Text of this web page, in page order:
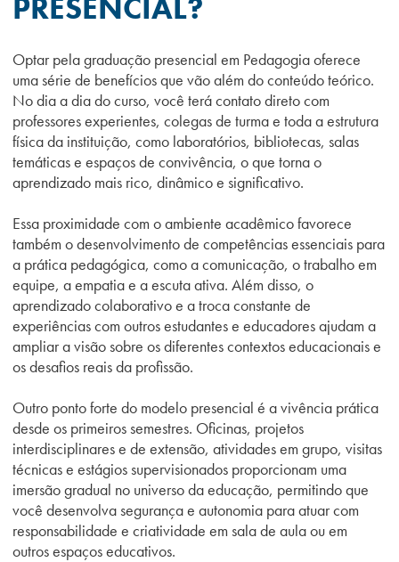
PRESENCIAL?
Optar pela graduação presencial em Pedagogia oferece
uma série de benefícios que vão além do conteúdo teórico.
No dia a dia do curso, você terá contato direto com
professores experientes, colegas de turma e toda a estrutura
física da instituição, como laboratórios, bibliotecas, salas
temáticas e espaços de convivência, o que torna o
aprendizado mais rico, dinâmico e significativo.
Essa proximidade com o ambiente acadêmico favorece
também o desenvolvimento de competências essenciais para
a prática pedagógica, como a comunicação, o trabalho em
equipe, a empatia e a escuta ativa. Além disso, o
aprendizado colaborativo e a troca constante de
experiências com outros estudantes e educadores ajudam a
ampliar a visão sobre os diferentes contextos educacionais e
os desafios reais da profissão.
Outro ponto forte do modelo presencial é a vivência prática
desde os primeiros semestres. Oficinas, projetos
interdisciplinarese de extensão, atividades em grupo, visitas
técnicas e estágios supervisionados proporcionam uma
imersão gradual no universo da educação, permitindo que
você desenvolva segurança e autonomia para atuar com
responsabilidade e criatividade em sala de aula ou em
outros espaços educativos.